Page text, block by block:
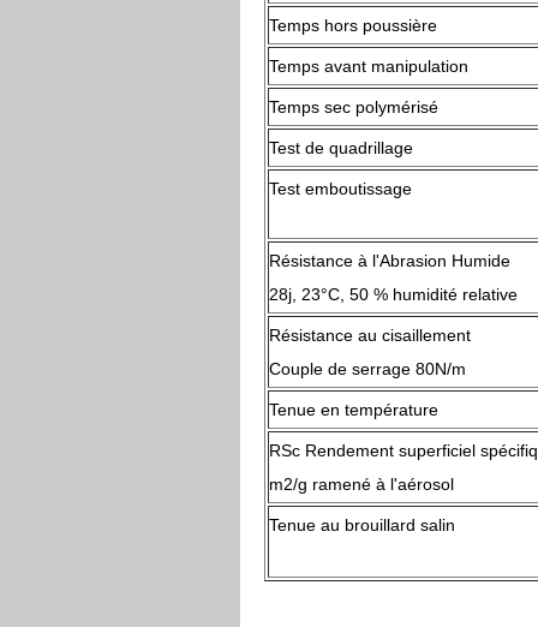
Temps hors poussière
Temps avant manipulation
Temps sec polymérisé
Test de quadrillage
Test emboutissage
Résistance à l'Abrasion Humide
28j, 23°C, 50 % humidité relative
Résistance au cisaillement
Couple de serrage 80N/m
Tenue en température
RSc Rendement superficiel
m2/g ramené à l'aérosol
Tenue au brouillard salin